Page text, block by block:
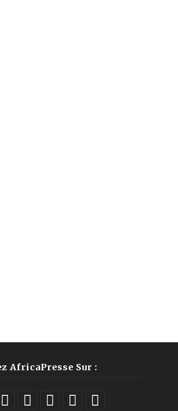
AfricaPresse Sur :